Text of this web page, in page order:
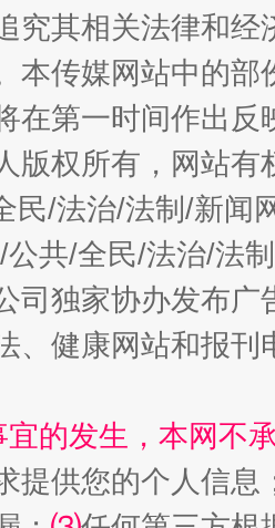
词
魏明亮
生
究其相关法律和
本传媒网站中的
在第一时间作出
版权所有，网站
民/法治/法制/新闻
公共/全民/法治/法
司独家协办发布
、健康网站和报
宜的发生，本网不
提供您的个人信息